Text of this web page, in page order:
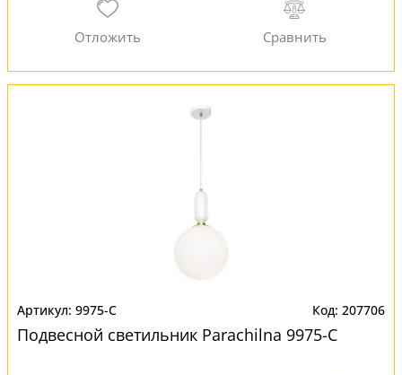
9975-C 207706
Подвесной светильник Parachilna 9975-C